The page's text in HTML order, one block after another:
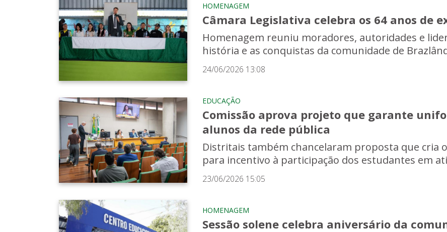
HOMENAGEM
Câmara Legislativa celebra os 64 anos de
Homenagem reuniu moradores, autoridades e
história e as conquistas da comunidade de
24/06/2026 13:08
EDUCAÇÃO
Comissão aprova projeto que garante
alunos da rede pública
Distritais também chancelaram proposta que cria
para incentivo à participação dos estudantes em
23/06/2026 15:05
HOMENAGEM
Sessão solene celebra aniversário da